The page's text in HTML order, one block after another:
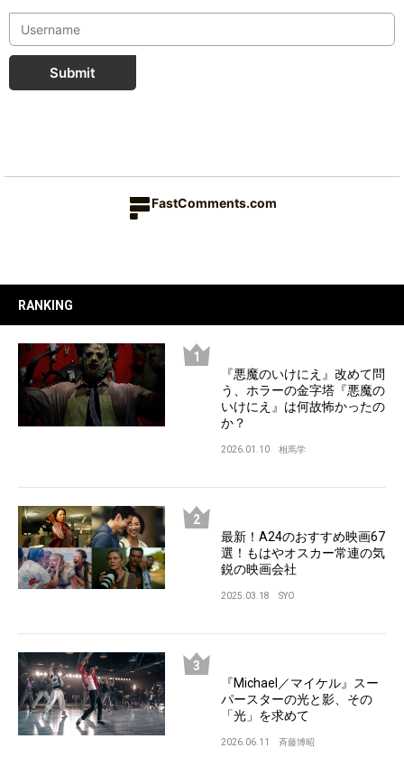
Submit
FastComments.com
RANKING
『悪魔のいけにえ』改めて問
う、ホラーの金字塔『悪魔の
いけにえ』は何故怖かったの
か？
2026.01.10 相馬学
最新！A24のおすすめ映画67
選！もはやオスカー常連の気
鋭の映画会社
2025.03.18 SYO
『Michael／マイケル』スー
パースターの光と影、その
「光」を求めて
2026.06.11 斉藤博昭